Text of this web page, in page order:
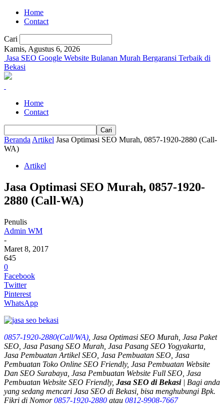
Home
Contact
Cari
Kamis, Agustus 6, 2026
Jasa SEO Google Website Bulanan Murah Bergaransi Terbaik di
Bekasi
Home
Contact
Beranda Artikel Jasa Optimasi SEO Murah, 0857-1920-2880 (Call-
WA)
Artikel
Jasa Optimasi SEO Murah, 0857-1920-
2880 (Call-WA)
Penulis
Admin WM
-
Maret 8, 2017
645
0
Facebook
Twitter
Pinterest
WhatsApp
0857-1920-2880(Call/WA) , Jasa Optimasi SEO Murah, Jasa Paket
SEO, Jasa Pasang SEO Murah, Jasa Pasang SEO Yogyakarta,
Jasa Pembuatan Artikel SEO, Jasa Pembuatan SEO, Jasa
Pembuatan Toko Online SEO Friendly, Jasa Pembuatan Website
Dan SEO Surabaya, Jasa Pembuatan Website Full SEO, Jasa
Pembuatan Website SEO Friendly, Jasa SEO di Bekasi| Bagi anda
yang sedang mencari Jasa SEO di Bekasi , bisa menghubungi Bpk.
Fikri di Nomor0857-1920-2880 atau 0812-9908-7667